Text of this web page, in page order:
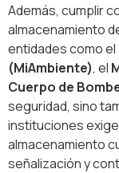
Además, cumplir
almacenamiento
entidades como el
(MiAmbiente), el
Cuerpo de
seguridad, sino
instituciones
almacenamiento
señalización y